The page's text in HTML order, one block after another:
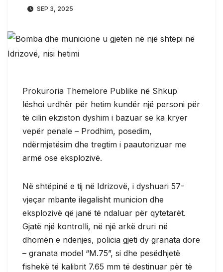
SEP 3, 2025
Prokuroria Themelore Publike në Shkup
lëshoi ​​urdhër për hetim kundër një personi për
të cilin ekziston dyshim i bazuar se ka kryer
vepër penale – Prodhim, posedim,
ndërmjetësim dhe tregtim i paautorizuar me
armë ose eksplozivë.
Në shtëpinë e tij në Idrizovë, i dyshuari 57-
vjeçar mbante ilegalisht municion dhe
eksplozivë që janë të ndaluar për qytetarët.
Gjatë një kontrolli, në një arkë druri në
dhomën e ndenjes, policia gjeti dy granata dore
– granata model “M.75”, si dhe pesëdhjetë
fishekë të kalibrit 7.65 mm të destinuar për të